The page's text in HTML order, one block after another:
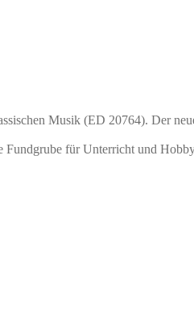
Musik (ED 20764). Der
Fundgrube für Unterricht und